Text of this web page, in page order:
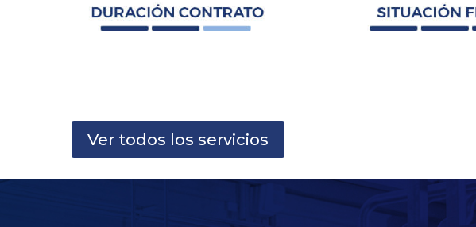
Ver todos los servicios